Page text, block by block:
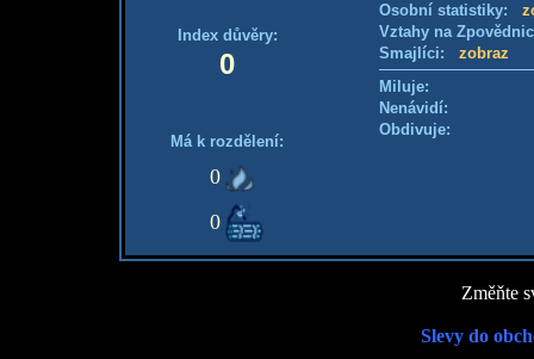
Index důvěry:
0
Má k rozdělení:
0
0
Osobní statistiky:
Vztahy na
Smajlíci: zobraz
Miluje:
Nenávidí:
Obdivuje:
Změňte
Slevy do